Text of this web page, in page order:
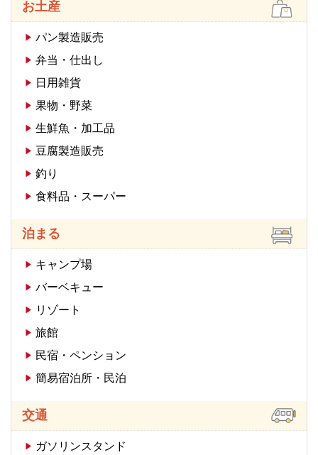
お土産
パン製造販売
弁当・仕出し
日用雑貨
果物・野菜
生鮮魚・加工品
豆腐製造販売
釣り
食料品・スーパー
泊まる
キャンプ場
バーベキュー
リゾート
旅館
民宿・ペンション
簡易宿泊所・民泊
交通
ガソリンスタンド